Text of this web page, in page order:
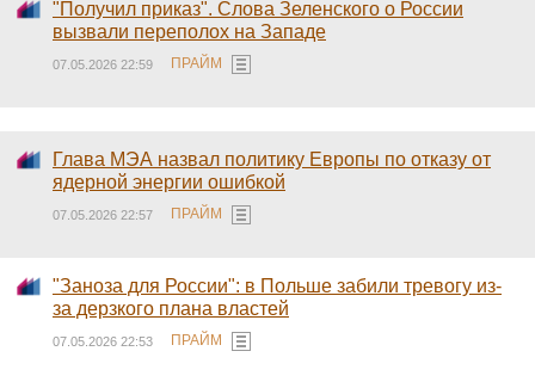
"Получил приказ". Слова Зеленского о России
вызвали переполох на Западе
07.05.2026 22:59 ПРАЙМ
Глава МЭА назвал политику Европы по отказу от
ядерной энергии ошибкой
07.05.2026 22:57 ПРАЙМ
"Заноза для России": в Польше забили тревогу из-
за дерзкого плана властей
07.05.2026 22:53 ПРАЙМ